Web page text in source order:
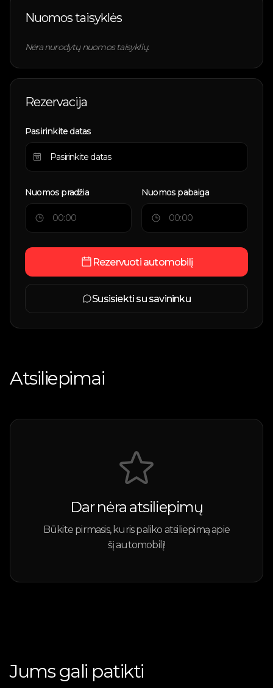
Nuomos taisyklės
Nėra nurodytų nuomos taisyklių.
Rezervacija
Pasirinkite datas
Nuomos pradžia Nuomos pabaiga
Rezervuoti automobilį
Susisiekti su savininku
Atsiliepimai
Dar nėra atsiliepimų
Būkite pirmasis, kuris paliko atsiliepimą apie
šį automobilį!
Jums gali patikti